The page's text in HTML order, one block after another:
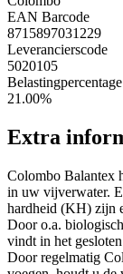
EAN Barcode
8715897031229
Leverancierscode
5020105
Belastingpercentage
21.00%
Extra
Colombo Balantex
in uw vijverwater.
hardheid (KH) zijn
Door o.a.
vindt in het
Door regelmatig